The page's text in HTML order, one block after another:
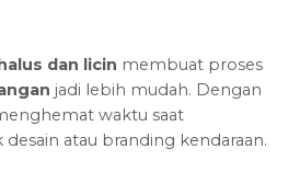
dan licin membuat proses
jadi lebih mudah. Dengan
waktu saat
atau branding kendaraan.